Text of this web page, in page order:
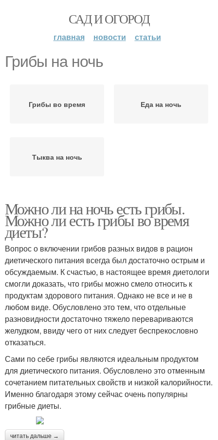
САД И ОГОРОД
главная новости статьи
Грибы на ночь
Грибы во время Еда на ночь
Тыква на ночь
Можно ли на ночь есть грибы.
Можно ли есть грибы во время
диеты?
Вопрос о включении грибов разных видов в рацион
диетического питания всегда был достаточно острым и
обсуждаемым. К счастью, в настоящее время диетологи
смогли доказать, что грибы можно смело относить к
продуктам здорового питания. Однако не все и не в
любом виде. Обусловлено это тем, что отдельные
разновидности достаточно тяжело перевариваются
желудком, ввиду чего от них следует беспрекословно
отказаться.
Сами по себе грибы являются идеальным продуктом
для диетического питания. Обусловлено это отменным
сочетанием питательных свойств и низкой калорийности.
Именно благодаря этому сейчас очень популярны
грибные диеты.
читать дальше →